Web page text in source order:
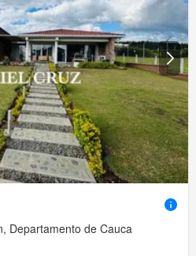
Departamento de Cauca